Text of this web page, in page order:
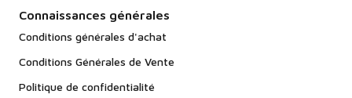
Connaissances générales
Conditions générales d'achat
Conditions Générales de Vente
Politique de confidentialité